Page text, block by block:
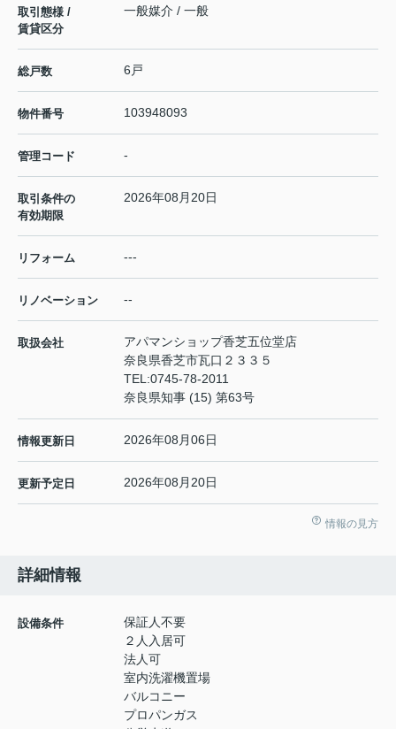
取引態様 /
賃貸区分
一般媒介 / 一般
総戸数 6戸
物件番号 103948093
管理コード -
取引条件の
有効期限
2026年08月20日
リフォーム ---
リノベーション --
取扱会社
アパマンショップ香芝五位堂店
奈良県香芝市瓦口２３３５
TEL:0745-78-2011
奈良県知事 (15) 第63号
情報更新日 2026年08月06日
更新予定日 2026年08月20日
情報の見方
詳細情報
設備条件
保証人不要
２人入居可
法人可
室内洗濯機置場
バルコニー
プロパンガス